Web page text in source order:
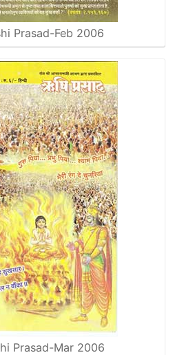
Prasad-Feb 2006
Prasad-Mar 2006